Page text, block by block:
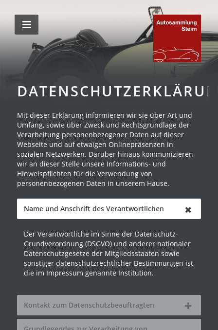
Mit dieser Erklärung informieren wir sie über Art und
Umfang, sowie über Zweck und Rechtsgrundlage der
Verarbeitung personenbezogener Daten auf dieser
Webseite und auf etwaigen Onlinepräsenzen in
sozialen Netzwerken. Darüber hinaus kommunizieren
wir an dieser Stelle unsere Informations- und
Hinweispflichten für die Verwendung von
personenbezogenen Daten in unserem Hause.
Name und Anschrift des Verantwortlichen
Der Verantwortliche im Sinne der Datenschutz-
Grundverordnung (DSGVO) und anderer nationaler
Datenschutzgesetze der Mitgliedsstaaten sowie
sonstiger datenschutzrechtlicher Bestimmungen ist
die im Impressum genannte Institution.
Kontakt zum Datenschutzbeauftragten